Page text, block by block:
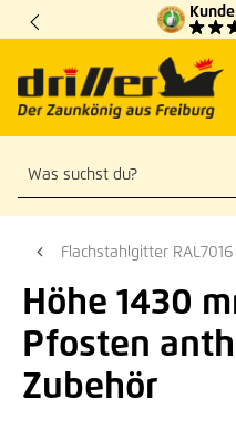
Zum Hauptinhalt springen
Flachstahlgitter RAL7016
Höhe 1430
Pfosten
Zubehör